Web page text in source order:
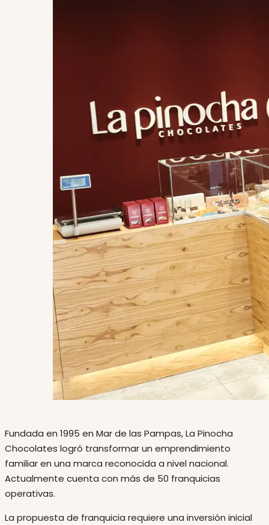
Fundada en 1995 en Mar de las Pampas, La Pinocha
Chocolates logró transformar un emprendimiento
familiar en una marca reconocida a nivel nacional.
Actualmente cuenta con más de 50 franquicias
operativas.
La propuesta de franquicia requiere una inversión inicial